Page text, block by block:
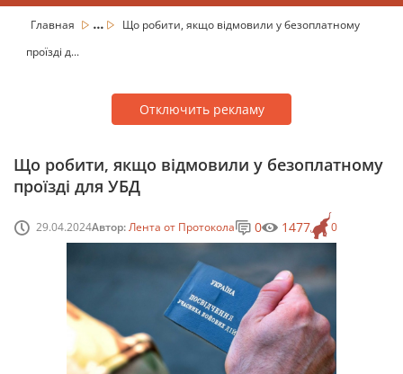
Главная ...
Що робити, якщо відмовили у безоплатному
проїзді д...
Отключить рекламу
Що робити, якщо відмовили у безоплатному
проїзді для УБД
29.04.2024Автор:Лента от Протокола 0
0 1477